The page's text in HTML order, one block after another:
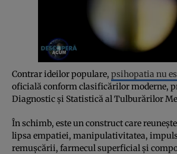
Contrar ideilor populare, psihopatia nu
oficială conform clasificărilor moderne,
Diagnostic și Statistică al Tulburărilor
În schimb, este un construct care
lipsa empatiei, manipulativitatea,
remușcării, farmecul superficial și